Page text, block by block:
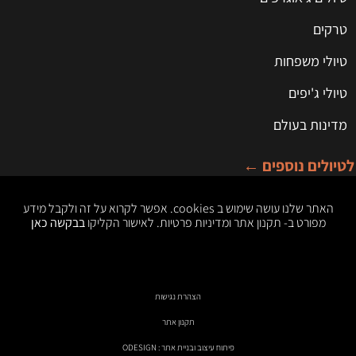
טרקים
טיולי משפחות
טיולי ג'יפים
מדינות בעולם
לטיולים נוספים ←
האתר שלנו עושה שימוש ב cookies. אפשר לקרוא על זה ולקבל מידע
מפורט ב- תקנון אתר ומדיניות פרטיות. לאישור הקליקובבקשה כאן
הצהרת נגישות
תקנון אתר
פיתוח עיצוב ובניית אתר : ODESIGN